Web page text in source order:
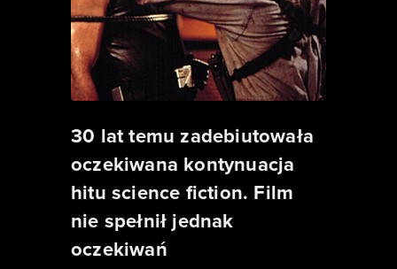
30 lat temu zadebiutowała
oczekiwana kontynuacja
hitu science fiction. Film
nie spełnił jednak
oczekiwań